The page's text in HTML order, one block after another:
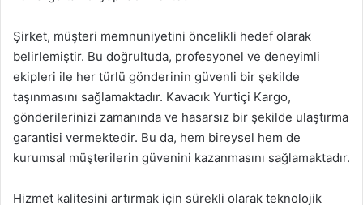
Şirket, müşteri memnuniyetini öncelikli hedef olarak
belirlemiştir. Bu doğrultuda, profesyonel ve deneyimli
ekipleri ile her türlü gönderinin güvenli bir şekilde
taşınmasını sağlamaktadır. Kavacık Yurtiçi Kargo,
gönderilerinizi zamanında ve hasarsız bir şekilde ulaştırma
garantisi vermektedir. Bu da, hem bireysel hem de
kurumsal müşterilerin güvenini kazanmasını sağlamaktadır.
Hizmet kalitesini artırmak için sürekli olarak teknolojik